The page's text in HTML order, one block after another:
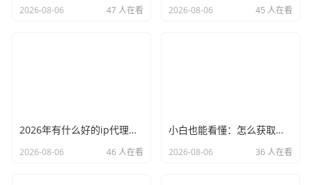
2026-08-06 47 人在看 2026-08-06 45 人在看
2026年有什么好的ip代理软件？亲测后我只推荐这几个
2026-08-06 46 人在看
小白也能看懂：怎么获取代理ip和端口号，一步步教会你
2026-08-06 36 人在看